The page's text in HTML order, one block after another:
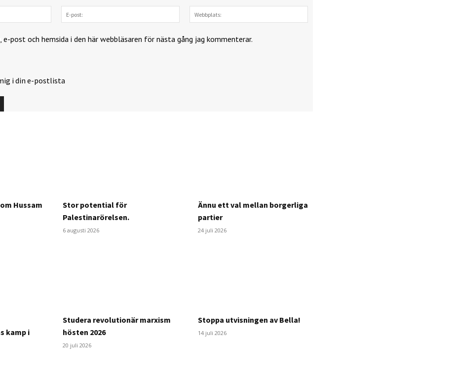
Namn:
post:
e-post och hemsida i den här webbläsaren för nästa gång jag kommenterar.
i din e-postlista
Hussam
Stor potential för
Palestinarörelsen.
6 augusti 2026
Ännu ett val mellan borgerliga
partier
24 juli 2026
kamp i
Studera revolutionär marxism
hösten 2026
20 juli 2026
Stoppa utvisningen av Bella!
14 juli 2026